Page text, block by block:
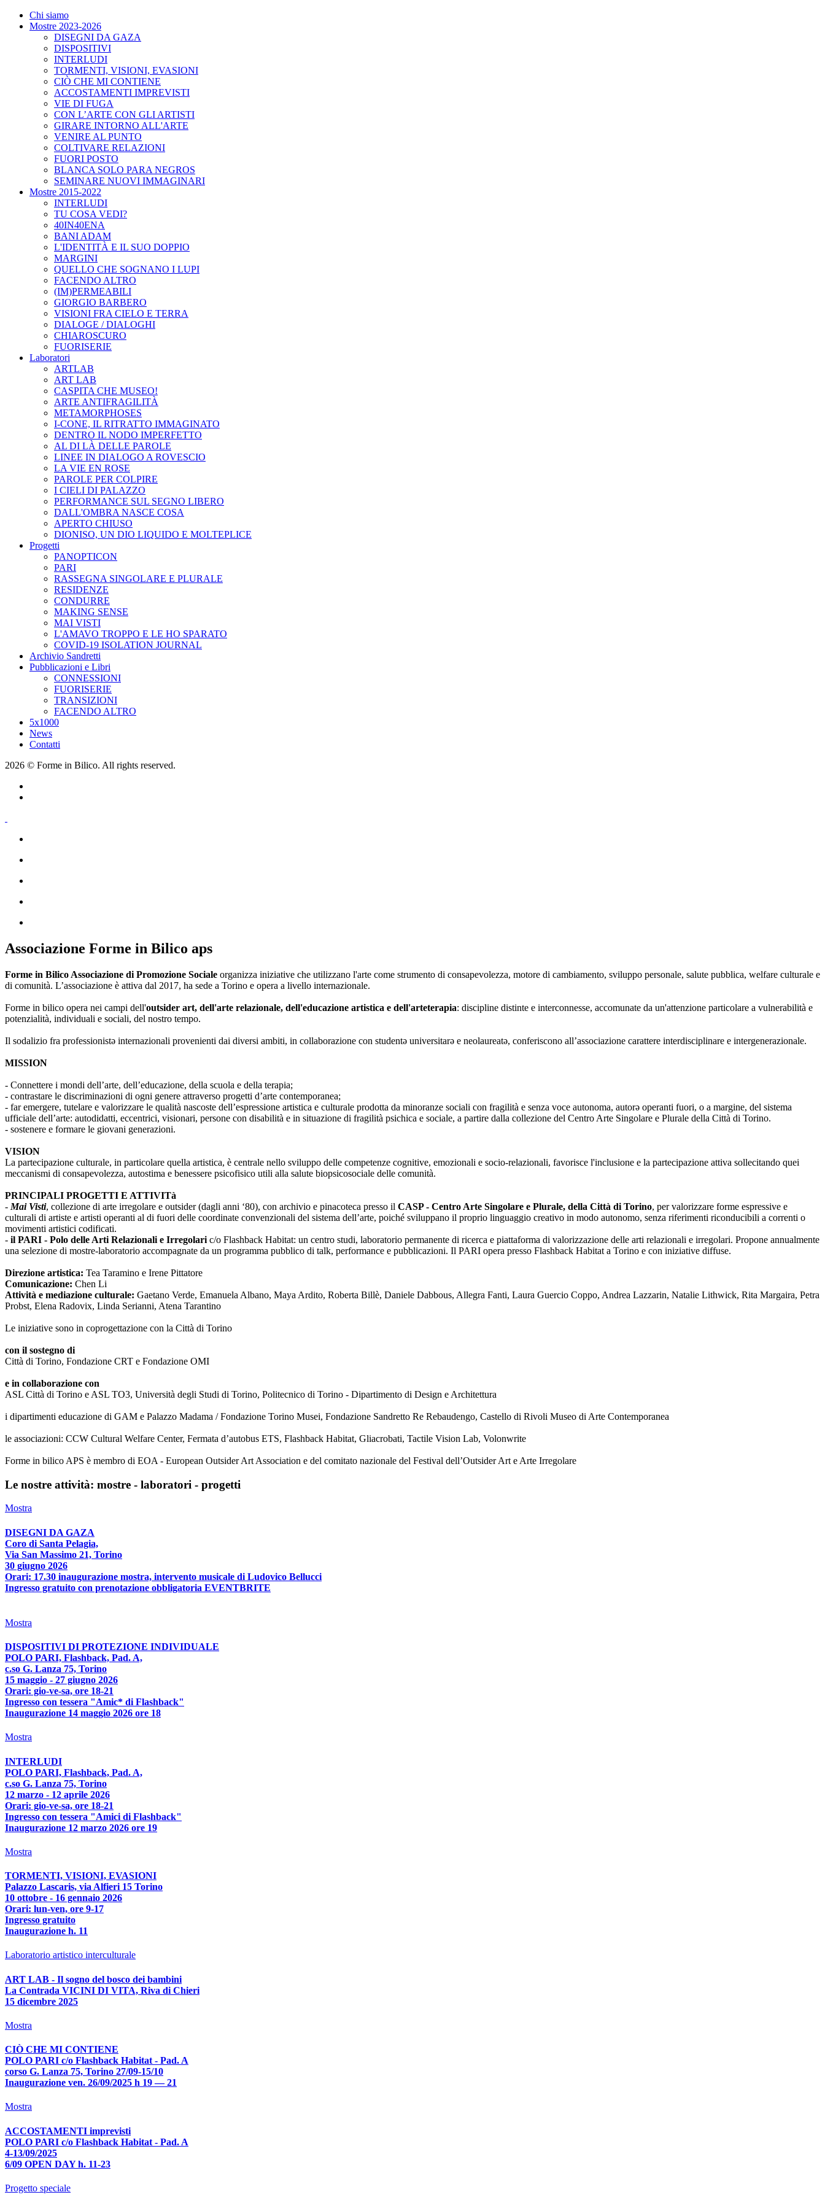
Chi siamo
Mostre 2023-2026
DISEGNI DA GAZA
DISPOSITIVI
INTERLUDI
TORMENTI, VISIONI, EVASIONI
CIÒ CHE MI CONTIENE
ACCOSTAMENTI IMPREVISTI
VIE DI FUGA
CON L’ARTE CON GLI ARTISTI
GIRARE INTORNO ALL'ARTE
VENIRE AL PUNTO
COLTIVARE RELAZIONI
FUORI POSTO
BLANCA SOLO PARA NEGROS
SEMINARE NUOVI IMMAGINARI
Mostre 2015-2022
INTERLUDI
TU COSA VEDI?
40IN40ENA
BANI ADAM
L'IDENTITÀ E IL SUO DOPPIO
MARGINI
QUELLO CHE SOGNANO I LUPI
FACENDO ALTRO
(IM)PERMEABILI
GIORGIO BARBERO
VISIONI FRA CIELO E TERRA
DIALOGE / DIALOGHI
CHIAROSCURO
FUORISERIE
Laboratori
ARTLAB
ART LAB
CASPITA CHE MUSEO!
ARTE ANTIFRAGILITÀ
METAMORPHOSES
I-CONE, IL RITRATTO IMMAGINATO
DENTRO IL NODO IMPERFETTO
AL DI LÀ DELLE PAROLE
LINEE IN DIALOGO A ROVESCIO
LA VIE EN ROSE
PAROLE PER COLPIRE
I CIELI DI PALAZZO
PERFORMANCE SUL SEGNO LIBERO
DALL'OMBRA NASCE COSA
APERTO CHIUSO
DIONISO, UN DIO LIQUIDO E MOLTEPLICE
Progetti
PANOPTICON
PARI
RASSEGNA SINGOLARE E PLURALE
RESIDENZE
CONDURRE
MAKING SENSE
MAI VISTI
L'AMAVO TROPPO E LE HO SPARATO
COVID-19 ISOLATION JOURNAL
Archivio Sandretti
Pubblicazioni e Libri
CONNESSIONI
FUORISERIE
TRANSIZIONI
FACENDO ALTRO
5x1000
News
Contatti
2026 © Forme in Bilico. All rights reserved.
Associazione Forme in Bilico aps
Forme in Bilico Associazione di Promozione Sociale organizza iniziative che utilizzano l'arte come strumento di consapevolezza, motore di cambiamento, sviluppo personale, salute pubblica, welfare culturale e
di comunità. L’associazione è attiva dal 2017, ha sede a Torino e opera a livello internazionale.
Forme in bilico opera nei campi dell'outsider art, dell'arte relazionale, dell'educazione artistica e dell'arteterapia: discipline distinte e interconnesse, accomunate da un'attenzione particolare a vulnerabilità e
potenzialità, individuali e sociali, del nostro tempo.
Il sodalizio fra professionistə internazionali provenienti dai diversi ambiti, in collaborazione con studentə universitarə e neolaureatə, conferiscono all’associazione carattere interdisciplinare e intergenerazionale.
MISSION
- Connettere i mondi dell’arte, dell’educazione, della scuola e della terapia;
- contrastare le discriminazioni di ogni genere attraverso progetti d’arte contemporanea;
- far emergere, tutelare e valorizzare le qualità nascoste dell’espressione artistica e culturale prodotta da minoranze sociali con fragilità e senza voce autonoma, autorə operanti fuori, o a margine, del sistema
ufficiale dell’arte: autodidatti, eccentrici, visionari, persone con disabilità e in situazione di fragilità psichica e sociale, a partire dalla collezione del Centro Arte Singolare e Plurale della Città di Torino.
- sostenere e formare le giovani generazioni.
VISION
La partecipazione culturale, in particolare quella artistica, è centrale nello sviluppo delle competenze cognitive, emozionali e socio-relazionali, favorisce l'inclusione e la partecipazione attiva sollecitando quei
meccanismi di consapevolezza, autostima e benessere psicofisico utili alla salute biopsicosociale delle comunità.
PRINCIPALI PROGETTI E ATTIVITà
- Mai Visti, collezione di arte irregolare e outsider (dagli anni ‘80), con archivio e pinacoteca presso il CASP - Centro Arte Singolare e Plurale, della Città di Torino, per valorizzare forme espressive e
culturali di artiste e artisti operanti al di fuori delle coordinate convenzionali del sistema dell’arte, poiché sviluppano il proprio linguaggio creativo in modo autonomo, senza riferimenti riconducibili a correnti o
movimenti artistici codificati.
- il PARI - Polo delle Arti Relazionali e Irregolari c/o Flashback Habitat: un centro studi, laboratorio permanente di ricerca e piattaforma di valorizzazione delle arti relazionali e irregolari. Propone annualmente
una selezione di mostre-laboratorio accompagnate da un programma pubblico di talk, performance e pubblicazioni. Il PARI opera presso Flashback Habitat a Torino e con iniziative diffuse.
Direzione artistica: Tea Taramino e Irene Pittatore
Comunicazione: Chen Li
Attività e mediazione culturale: Gaetano Verde, Emanuela Albano, Maya Ardito, Roberta Billè, Daniele Dabbous, Allegra Fanti, Laura Guercio Coppo, Andrea Lazzarin, Natalie Lithwick, Rita Margaira, Petra
Probst, Elena Radovix, Linda Serianni, Atena Tarantino
Le iniziative sono in coprogettazione con la Città di Torino
con il sostegno di
Città di Torino, Fondazione CRT e Fondazione OMI
e in collaborazione con
ASL Città di Torino e ASL TO3, Università degli Studi di Torino, Politecnico di Torino - Dipartimento di Design e Architettura
i dipartimenti educazione di GAM e Palazzo Madama / Fondazione Torino Musei, Fondazione Sandretto Re Rebaudengo, Castello di Rivoli Museo di Arte Contemporanea
le associazioni: CCW Cultural Welfare Center, Fermata d’autobus ETS, Flashback Habitat, Gliacrobati, Tactile Vision Lab, Volonwrite
Forme in bilico APS è membro di EOA - European Outsider Art Association e del comitato nazionale del Festival dell’Outsider Art e Arte Irregolare
Le nostre attività: mostre - laboratori - progetti
Mostra
DISEGNI DA GAZA
Coro di Santa Pelagia,
Via San Massimo 21, Torino
30 giugno 2026
Orari: 17.30 inaugurazione mostra, intervento musicale di Ludovico Bellucci
Ingresso gratuito con prenotazione obbligatoria EVENTBRITE
Mostra
DISPOSITIVI DI PROTEZIONE INDIVIDUALE
POLO PARI, Flashback, Pad. A,
c.so G. Lanza 75, Torino
15 maggio - 27 giugno 2026
Orari: gio-ve-sa, ore 18-21
Ingresso con tessera "Amic* di Flashback"
Inaugurazione 14 maggio 2026 ore 18
Mostra
INTERLUDI
POLO PARI, Flashback, Pad. A,
c.so G. Lanza 75, Torino
12 marzo - 12 aprile 2026
Orari: gio-ve-sa, ore 18-21
Ingresso con tessera "Amici di Flashback"
Inaugurazione 12 marzo 2026 ore 19
Mostra
TORMENTI, VISIONI, EVASIONI
Palazzo Lascaris, via Alfieri 15 Torino
10 ottobre - 16 gennaio 2026
Orari: lun-ven, ore 9-17
Ingresso gratuito
Inaugurazione h. 11
Laboratorio artistico interculturale
ART LAB - Il sogno del bosco dei bambini
La Contrada VICINI DI VITA, Riva di Chieri
15 dicembre 2025
Mostra
CIÒ CHE MI CONTIENE
POLO PARI c/o Flashback Habitat - Pad. A
corso G. Lanza 75, Torino 27/09-15/10
Inaugurazione ven. 26/09/2025 h 19 — 21
Mostra
ACCOSTAMENTI imprevisti
POLO PARI c/o Flashback Habitat - Pad. A
4-13/09/2025
6/09 OPEN DAY h. 11-23
Progetto speciale